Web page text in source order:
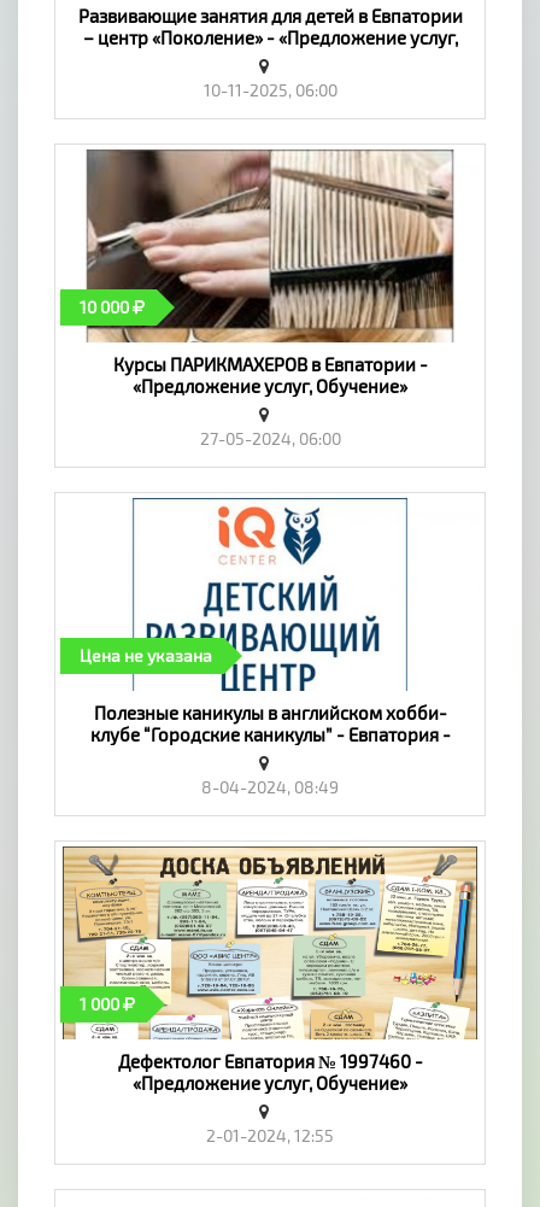
Развивающие занятия для детей в Евпатории
– центр «Поколение» - «Предложение услуг,
Обучение»
10-11-2025, 06:00
10 000
Курсы ПАРИКМАХЕРОВ в Евпатории -
«Предложение услуг, Обучение»
27-05-2024, 06:00
Цена не указана
​Полезные каникулы в английском хобби-
клубе “Городские каникулы” - Евпатория -
«Предложение услуг, Обучение»
8-04-2024, 08:49
1 000
Дефектолог Евпатория № 1997460 -
«Предложение услуг, Обучение»
2-01-2024, 12:55